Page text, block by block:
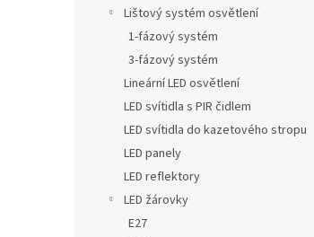
Lištový systém osvětlení
1-fázový systém
3-fázový systém
Lineární LED osvětlení
LED svítidla s PIR čidlem
LED svítidla do kazetového stropu
LED panely
LED reflektory
LED žárovky
E27